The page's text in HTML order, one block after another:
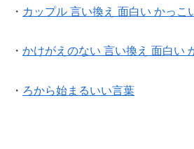
・ カップル 言い換え 面白い かっこ
・ かけがえのない 言い換え 面白い
・ ろから始まるいい言葉